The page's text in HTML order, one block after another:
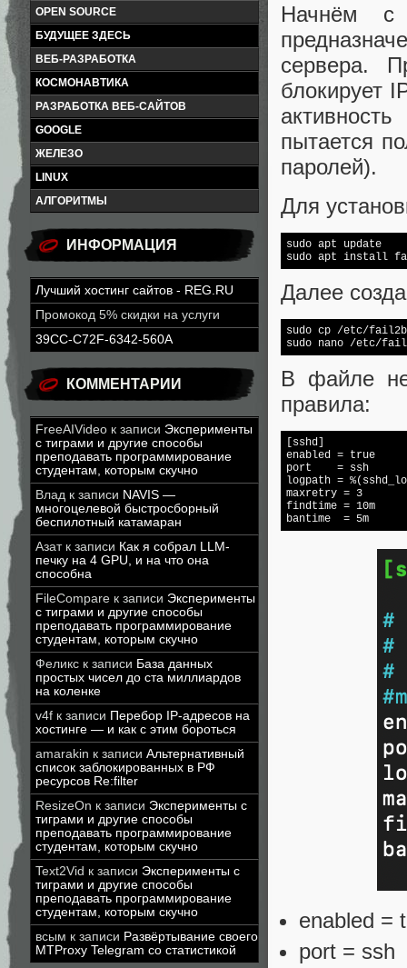
OPEN SOURCE
БУДУЩЕЕ ЗДЕСЬ
ВЕБ-РАЗРАБОТКА
КОСМОНАВТИКА
РАЗРАБОТКА ВЕБ-САЙТОВ
GOOGLE
ЖЕЛЕЗО
LINUX
АЛГОРИТМЫ
ИНФОРМАЦИЯ
Лучший хостинг сайтов - REG.RU
Промокод 5% скидки на услуги
39CC-C72F-6342-560A
КОММЕНТАРИИ
FreeAIVideo к записи Эксперименты
с тиграми и другие способы
преподавать программирование
студентам, которым скучно
Влад к записи NAVIS —
многоцелевой быстросборный
беспилотный катамаран
Азатк записи Как я собрал LLM-
печку на 4 GPU, и на что она
способна
FileCompare к записи Эксперименты
с тиграми и другие способы
преподавать программирование
студентам, которым скучно
Феликс к записи База данных
простых чисел до ста миллиардов
на коленке
v4f к записи Перебор IP-адресов на
хостинге — и как с этим бороться
amarakin к записи Альтернативный
список заблокированных в РФ
ресурсов Re:filter
ResizeOn к записи Эксперименты с
тиграми и другие способы
преподавать программирование
студентам, которым скучно
Text2Vid к записи Эксперименты с
тиграми и другие способы
преподавать программирование
студентам, которым скучно
всым к записи Развёртывание своего
MTProxy Telegram со статистикой
Начнём с
сервера.
блокирует
пытается
паролей).
Для
sudo apt update
sudo apt install
Далее
sudo cp /etc/
sudo nano /etc/
В файле
правила:
[sshd]
enabled = true
port    = ssh
logpath = %(sshd_
maxretry = 3
findtime = 10m
bantime  = 5m
enabled =
port = ssh